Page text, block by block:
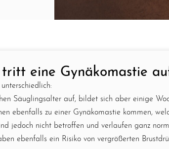
eine Gynäkomastie
Säuglingsalter auf, bildet sich aber einige
ebenfalls zu einer Gynäkomastie kommen,
jedoch nicht betroffen und verlaufen ganz
ebenfalls ein Risiko von vergrößerten